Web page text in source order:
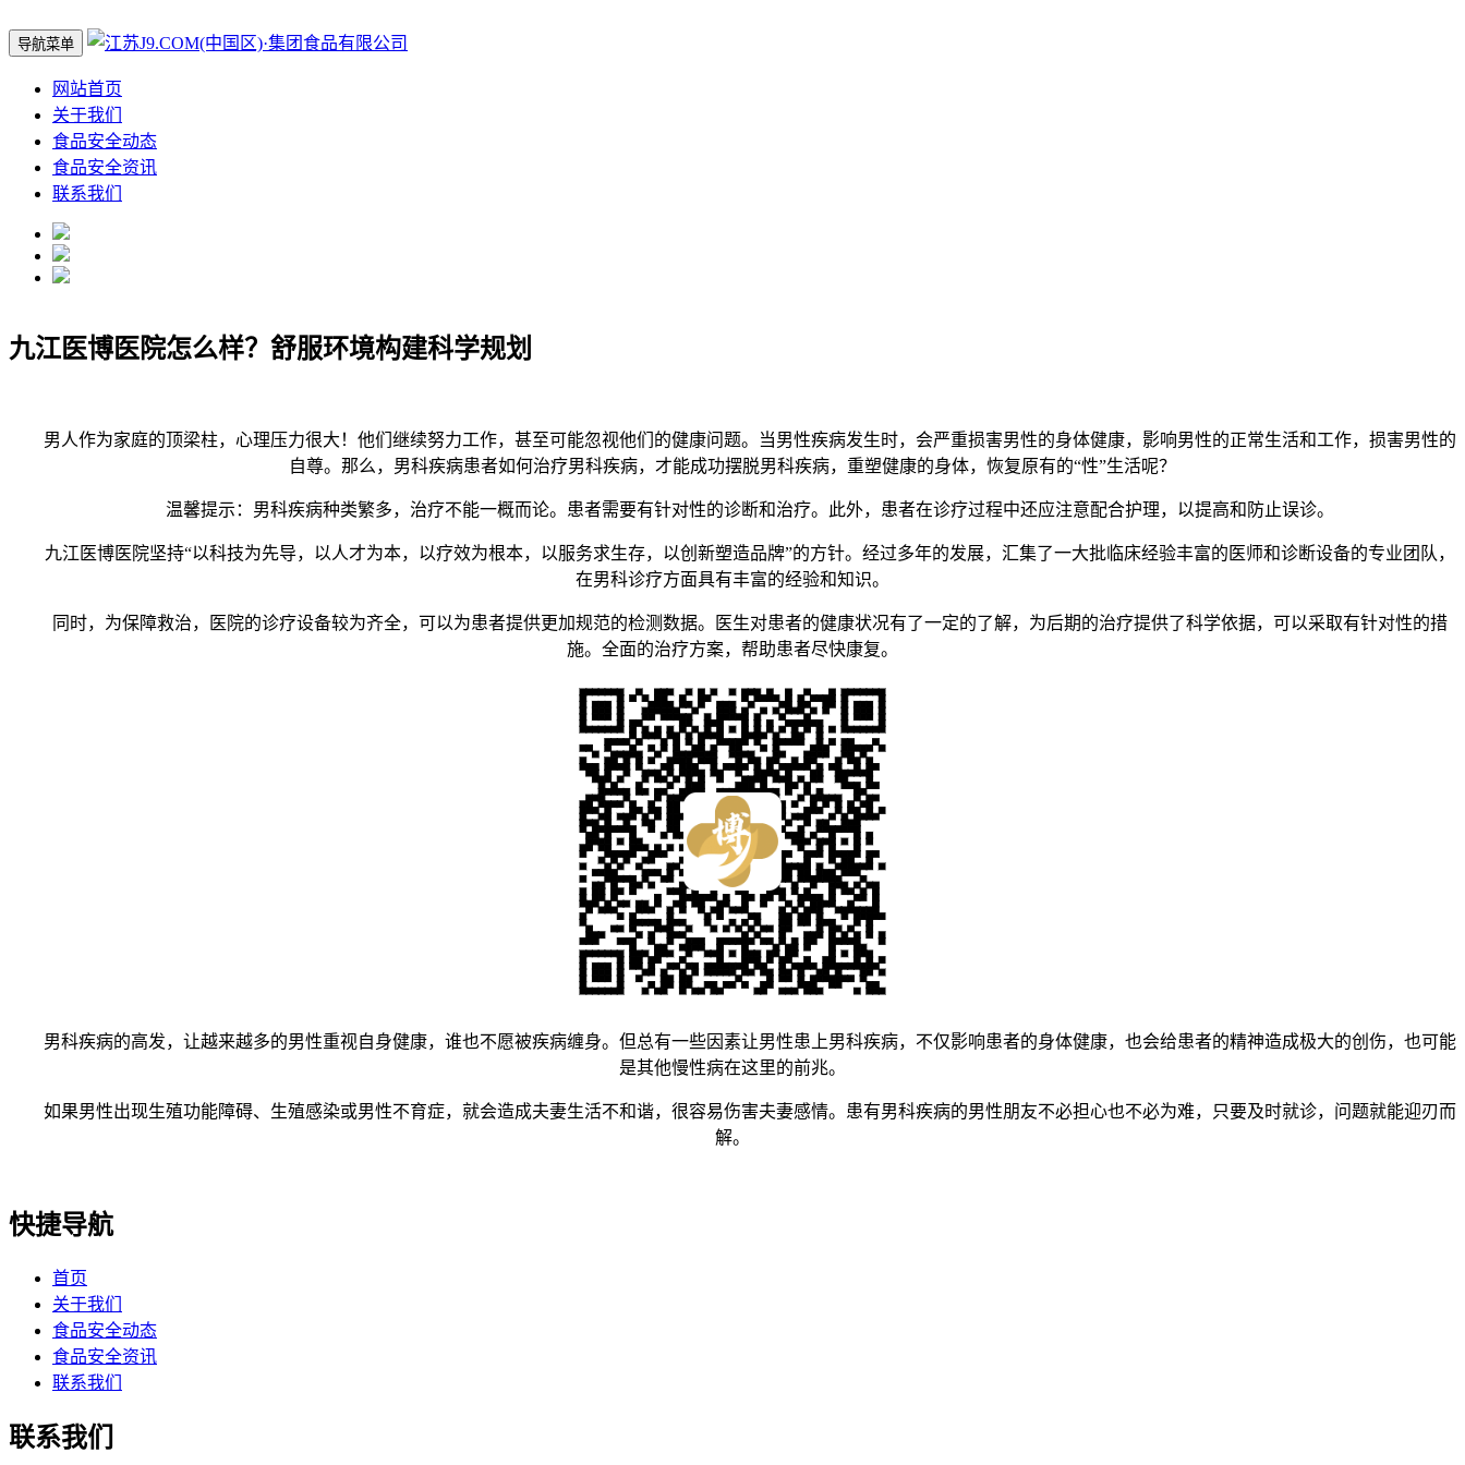
导航菜单
网站首页
关于我们
食品安全动态
食品安全资讯
联系我们
九江医博医院怎么样？舒服环境构建科学规划
男人作为家庭的顶梁柱，心理压力很大！他们继续努力工作，甚至可能忽视他们的健康问题。当男性疾病发生时，会严重损害男性的身体健康，影响男性的正常生活和工作，损害男性的
自尊。那么，男科疾病患者如何治疗男科疾病，才能成功摆脱男科疾病，重塑健康的身体，恢复原有的“性”生活呢？
温馨提示：男科疾病种类繁多，治疗不能一概而论。患者需要有针对性的诊断和治疗。此外，患者在诊疗过程中还应注意配合护理，以提高和防止误诊。
九江医博医院坚持“以科技为先导，以人才为本，以疗效为根本，以服务求生存，以创新塑造品牌”的方针。经过多年的发展，汇集了一大批临床经验丰富的医师和诊断设备的专业团队，
在男科诊疗方面具有丰富的经验和知识。
同时，为保障救治，医院的诊疗设备较为齐全，可以为患者提供更加规范的检测数据。医生对患者的健康状况有了一定的了解，为后期的治疗提供了科学依据，可以采取有针对性的措
施。全面的治疗方案，帮助患者尽快康复。
男科疾病的高发，让越来越多的男性重视自身健康，谁也不愿被疾病缠身。但总有一些因素让男性患上男科疾病，不仅影响患者的身体健康，也会给患者的精神造成极大的创伤，也可能
是其他慢性病在这里的前兆。
如果男性出现生殖功能障碍、生殖感染或男性不育症，就会造成夫妻生活不和谐，很容易伤害夫妻感情。患有男科疾病的男性朋友不必担心也不必为难，只要及时就诊，问题就能迎刃而
解。
快捷导航
首页
关于我们
食品安全动态
食品安全资讯
联系我们
联系我们